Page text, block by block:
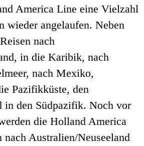
America Line eine Vielzahl
wieder angelaufen. Neben
nach
in die Karibik, nach
nach Mexiko,
Pazifikküste, den
in den Südpazifik. Noch vor
die Holland America
Australien/Neuseeland